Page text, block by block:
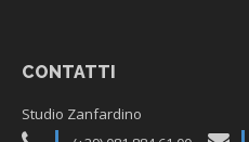
CONTATTI
Studio Zanfardino